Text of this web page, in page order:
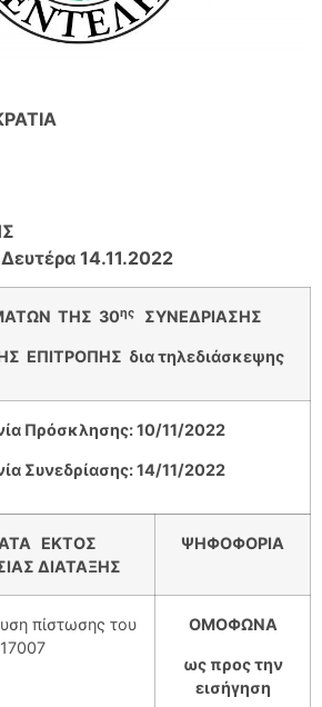
14.11.2022
ΤΗΣ 30ηςΣΥΝΕΔΡΙΑΣΗΣ
ΕΠΙΤΡΟΠΗΣ δια τηλεδιάσκεψης
Πρόσκλησης: 10/11/2022
Συνεδρίασης: 14/11/2022
ΕΚΤΟΣ
ΔΙΑΤΑΞΗΣ
ΨΗΦΟΦΟΡΙΑ
πίστωσης του
ΟΜΟΦΩΝΑ
ως προς την
εισήγηση